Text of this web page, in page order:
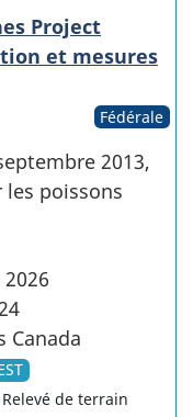
Project
et mesures
Fédérale
2013,
poissons
Canada
Relevé de terrain